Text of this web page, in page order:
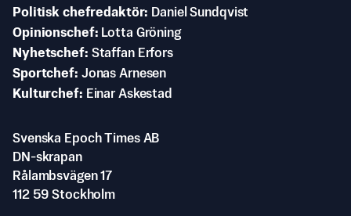
Politisk chefredaktör
Daniel Sundqvist
Opinionschef
Lotta Gröning
Nyhetschef Staffan Erfors
Sportchef Jonas Arnesen
Kulturchef
Einar Askestad
Svenska Epoch Times AB
DN-skrapan
Rålambsvägen 17
112 59 Stockholm